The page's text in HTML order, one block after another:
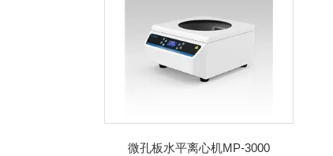
微孔板水平离心机MP-3000